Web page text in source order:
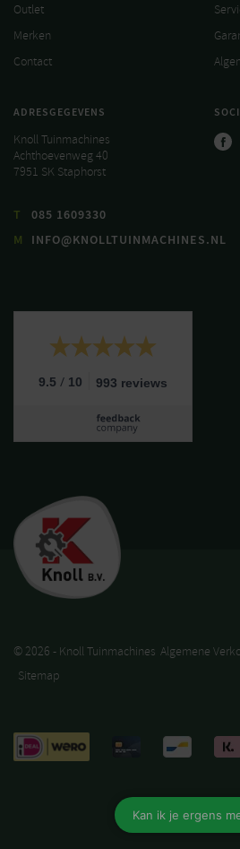
Outlet
Merken
Contact
ADRESGEGEVENS
Knoll Tuinmachines
Achthoevenweg 40
7951 SK Staphorst
T
085 1609330
M
INFO@KNOLLTUINMACHINES.NL
9.5 / 10 993 reviews
© 2026 - Knoll Tuinmachines Algemene
Sitemap